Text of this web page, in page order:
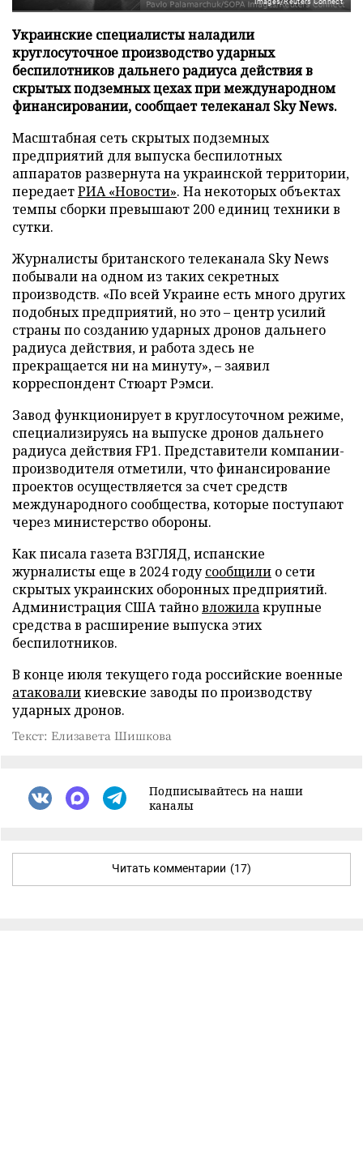
Украинские специалисты наладили
круглосуточное производство ударных
беспилотников дальнего радиуса действия в
скрытых подземных цехах при международном
финансировании, сообщает телеканал Sky News.
Масштабная сеть скрытых подземных
предприятий для выпуска беспилотных
аппаратов развернута на украинской территории,
передаетРИА «Новости». На некоторых объектах
темпы сборки превышают 200 единиц техники в
сутки.
Журналисты британского телеканала Sky News
побывали на одном из таких секретных
производств. «По всей Украине есть много других
подобных предприятий, но это – центр усилий
страны по созданию ударных дронов дальнего
радиуса действия, и работа здесь не
прекращается ни на минуту», – заявил
корреспондент Стюарт Рэмси.
Завод функционирует в круглосуточном режиме,
специализируясь на выпуске дронов дальнего
радиуса действия FP1. Представители компании-
производителя отметили, что финансирование
проектов осуществляется за счет средств
международного сообщества, которые поступают
через министерство обороны.
Как писала газета ВЗГЛЯД, испанские
журналисты еще в 2024 годусообщили о сети
скрытых украинских оборонных предприятий.
Администрация США тайновложилакрупные
средства в расширение выпуска этих
беспилотников.
В конце июля текущего года российские военные
атаковаликиевские заводы по производству
ударных дронов.
Текст: Елизавета Шишкова
Подписывайтесь на наши
каналы
Читать комментарии (17)